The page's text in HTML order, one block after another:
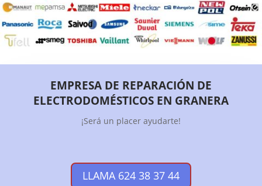
EMPRESA DE REPARACIÓN DE
ELECTRODOMÉSTICOS EN GRANERA
¡Será un placer ayudarte!
LLAMA 624 38 37 44